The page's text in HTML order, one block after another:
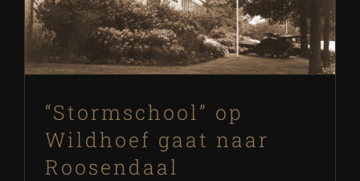
naar Roosendaal
SB Historie
“Stormschool” op
Wildhoef gaat naar
Roosendaal